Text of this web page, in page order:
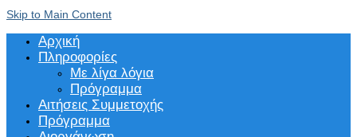
Skip to Main Content
Αρχική
Πληροφορίες
Με λίγα λόγια
Πρόγραμμα
Αιτήσεις Συμμετοχής
Πρόγραμμα